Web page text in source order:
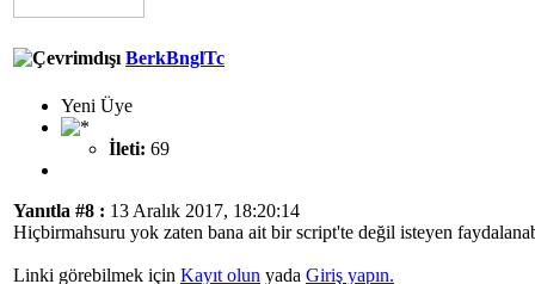
BerkBnglTc
Yeni Üye
İleti: 69
Yanıtla #8 : 13 Aralık 2017, 18:20:14
Hiçbirmahsuru yok zaten bana ait bir script'te değil isteyen
Linki görebilmek için Kayıt olun yada Giriş yapın.